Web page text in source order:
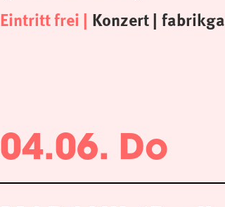
Eintritt frei Konzert
04.06. Do